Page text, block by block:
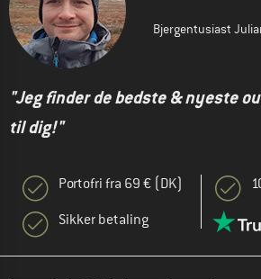
Bjergentusiast
"Jeg finder de bedste & nyeste
til dig!"
Portofri fra 69 € (DK)
Sikker betaling